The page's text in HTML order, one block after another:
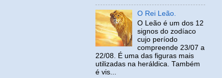
O Rei Leão.
O Leão é um dos 12
signos do zodíaco
cujo período
compreende 23/07 a
22/08. É uma das figuras mais
utilizadas na heráldica. Também
é vis...